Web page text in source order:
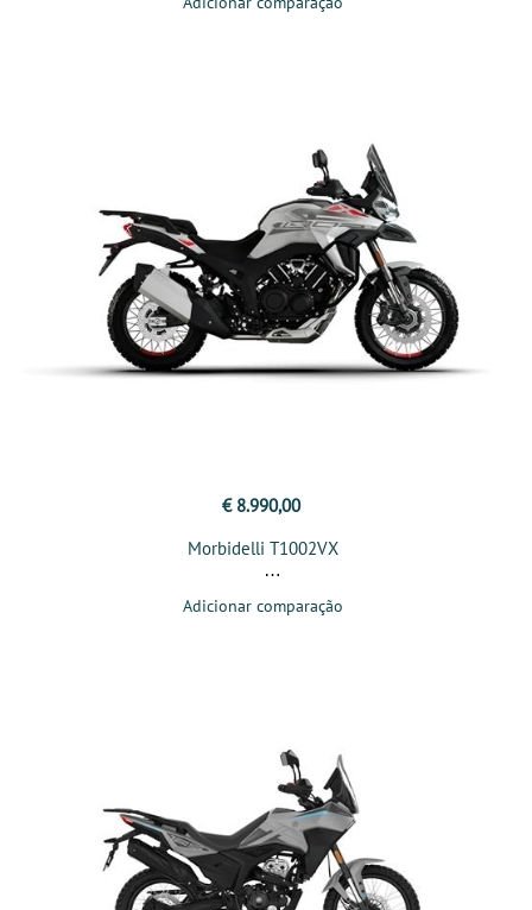
€ 8.990,00
Morbidelli T1002VX
Adicionar comparação